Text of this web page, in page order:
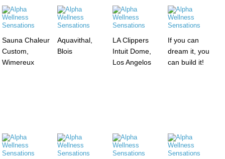
Sauna Chaleur
Custom,
Wimereux
Aquavithal,
Blois
LA Clippers
Intuit Dome,
Los Angelos
If you can
dream it, you
can build it!